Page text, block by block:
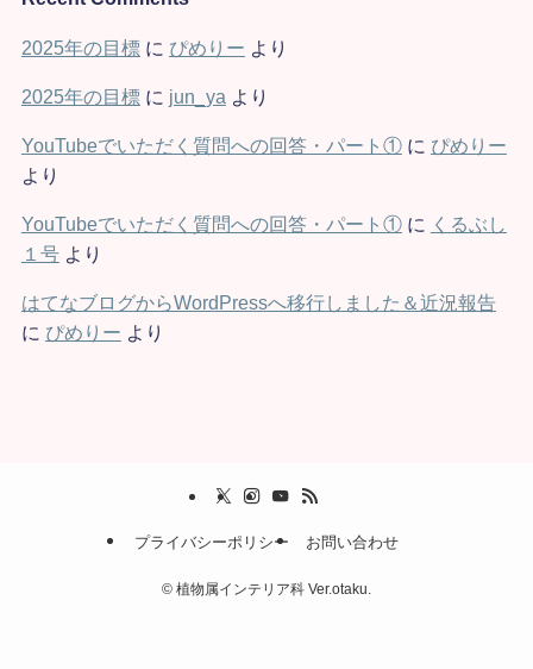
2025年の目標に ぴめりー より
2025年の目標に jun_ya より
YouTubeでいただく質問への回答・パート①に ぴめりー
より
YouTubeでいただく質問への回答・パート①に くるぶし
１号より
はてなブログからWordPressへ移行しました＆近況報告
に ぴめりー より
プライバシーポリシー お問い合わせ
© 植物属インテリア科 Ver.otaku.